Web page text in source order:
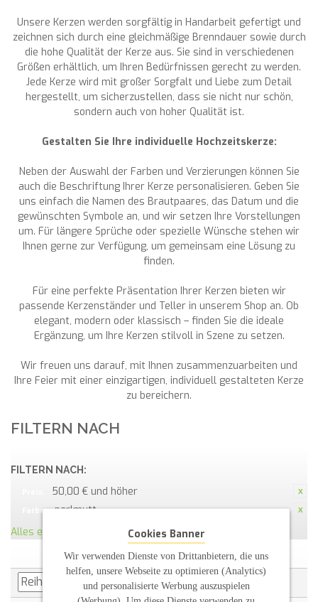
Unsere Kerzen werden sorgfältig in Handarbeit gefertigt und
zeichnen sich durch eine gleichmäßige Brenndauer sowie durch
die hohe Qualität der Kerze aus. Sie sind in verschiedenen
Größen erhältlich, um Ihren Bedürfnissen gerecht zu werden.
Jede Kerze wird mit großer Sorgfalt und Liebe zum Detail
hergestellt, um sicherzustellen, dass sie nicht nur schön,
sondern auch von hoher Qualität ist.
Gestalten Sie Ihre individuelle Hochzeitskerze:
Neben der Auswahl der Farben und Verzierungen können Sie
auch die Beschriftung Ihrer Kerze personalisieren. Geben Sie
uns einfach die Namen des Brautpaares, das Datum und die
gewünschten Symbole an, und wir setzen Ihre Vorstellungen
um. Für längere Sprüche oder spezielle Wünsche stehen wir
Ihnen gerne zur Verfügung, um gemeinsam eine Lösung zu
finden.
Für eine perfekte Präsentation Ihrer Kerzen bieten wir
passende Kerzenständer und Teller in unserem Shop an. Ob
elegant, modern oder klassisch – finden Sie die ideale
Ergänzung, um Ihre Kerzen stilvoll in Szene zu setzen.
Wir freuen uns darauf, mit Ihnen zusammenzuarbeiten und
Ihre Feier mit einer einzigartigen, individuell gestalteten Kerze
zu bereichern.
FILTERN NACH
FILTERN NACH:
50,00 € und höher
Farbe:
perlmutt
Alles entfernen
Cookies Banner
Wir verwenden Dienste von Drittanbietern, die uns
helfen, unsere Webseite zu optimieren (Analytics)
und personalisierte Werbung auszuspielen